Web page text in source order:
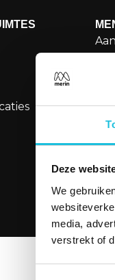
Deze
We
media,
verstrekt of